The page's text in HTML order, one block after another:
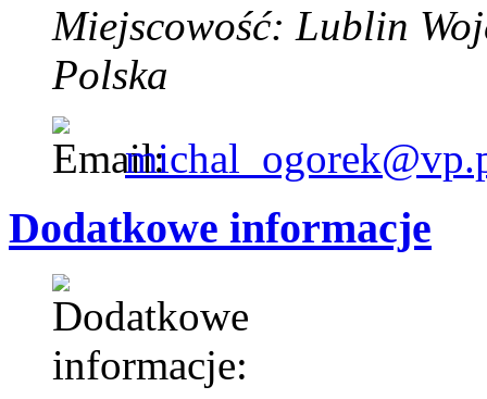
Miejscowość: Lublin
Polska
Dodatkowe informacje